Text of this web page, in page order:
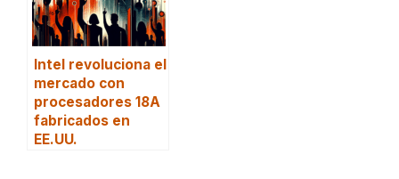
Intel revoluciona el
mercado con
procesadores 18A
fabricados en
EE.UU.